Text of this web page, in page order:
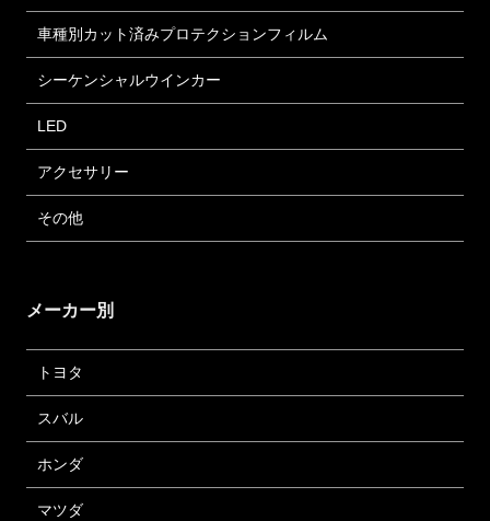
車種別カット済みプロテクションフィルム
シーケンシャルウインカー
LED
アクセサリー
その他
メーカー別
トヨタ
スバル
ホンダ
マツダ